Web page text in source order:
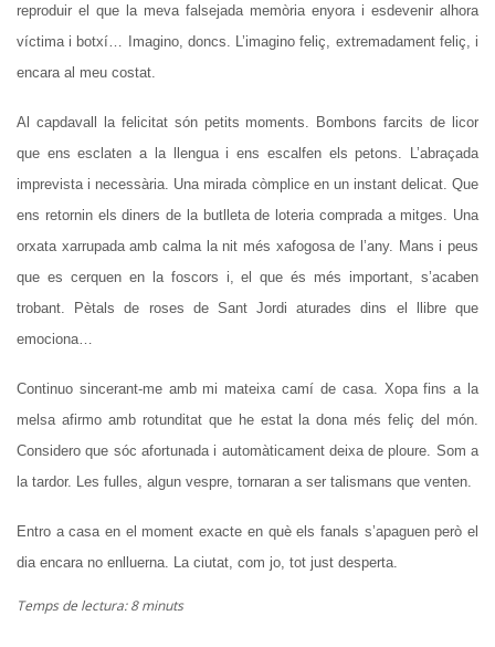
reproduir el que la meva falsejada memòria enyora i esdevenir alhora
víctima i botxí… Imagino, doncs. L’imagino feliç, extremadament feliç, i
encara al meu costat.
Al capdavall la felicitat són petits moments. Bombons farcits de licor
que ens esclaten a la llengua i ens escalfen els petons. L’abraçada
imprevista i necessària. Una mirada còmplice en un instant delicat. Que
ens retornin els diners de la butlleta de loteria comprada a mitges. Una
orxata xarrupada amb calma la nit més xafogosa de l’any. Mans i peus
que es cerquen en la foscors i, el que és més important, s’acaben
trobant. Pètals de roses de Sant Jordi aturades dins el llibre que
emociona…
Continuo sincerant-me amb mi mateixa camí de casa. Xopa fins a la
melsa afirmo amb rotunditat que he estat la dona més feliç del món.
Considero que sóc afortunada i automàticament deixa de ploure. Som a
la tardor. Les fulles, algun vespre, tornaran a ser talismans que venten.
Entro a casa en el moment exacte en què els fanals s’apaguen però el
dia encara no enlluerna. La ciutat, com jo, tot just desperta.
Temps de lectura: 8 minuts